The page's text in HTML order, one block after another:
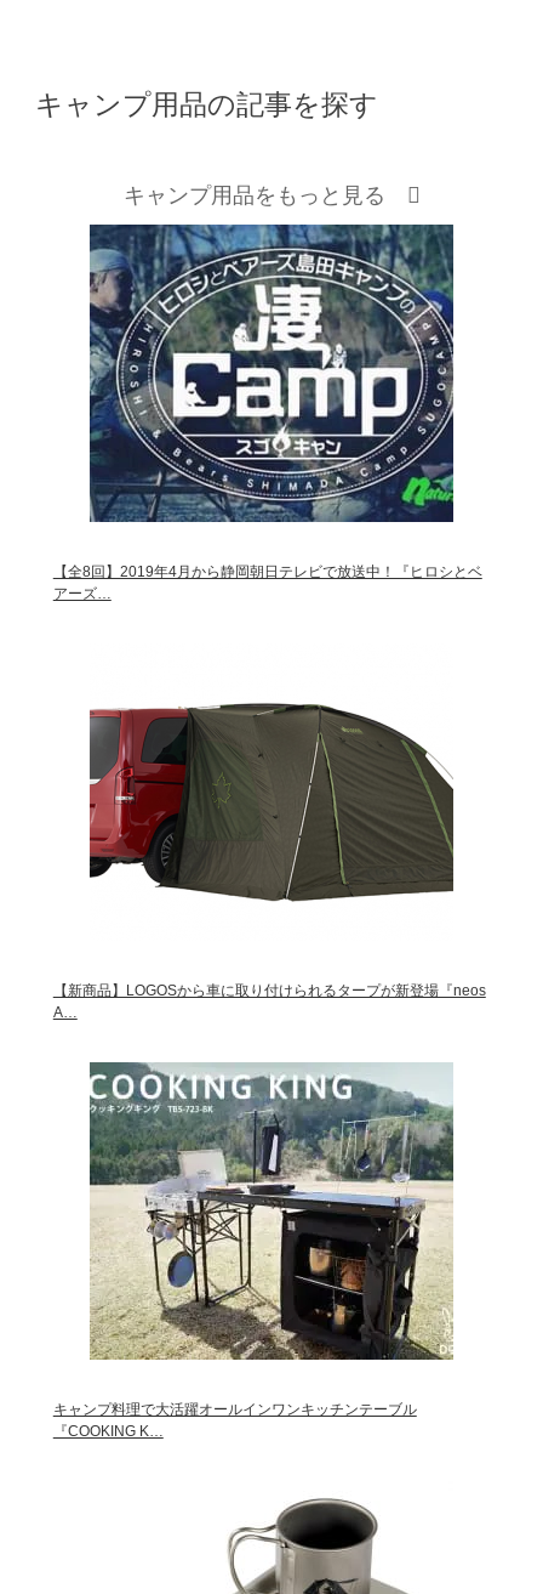
キャンプ用品の記事を探す
キャンプ用品をもっと見る
【全8回】2019年4月から静岡朝日テレビで放送中！『ヒロシとベ
アーズ…
【新商品】LOGOSから車に取り付けられるタープが新登場『neos
A…
キャンプ料理で大活躍オールインワンキッチンテーブル
『COOKING K…